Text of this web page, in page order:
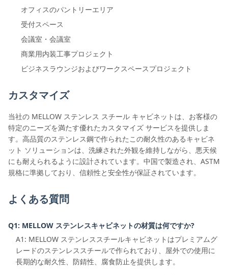
オフィスのパントリーエリア
受付スペース
会議室・会議室
商業用内装工事プロジェクト
ビジネスラウンジおよびワークスペースプロジェクト
カスタマイズ
当社の MELLOW ステンレス スチール キャビネットは、お客様の
特定のニーズを満たす優れたカスタマイズ サービスを提供しま
す。高品質のステンレス鋼で作られたこの耐久性のあるキャビネ
ット ソリューションは、洗練された外観を維持しながら、悪天候
にも耐えられるように設計されています。中国で製造され、ASTM
規格に準拠しており、信頼性と安全性が保証されています。
よくある質問
Q1: MELLOW ステンレスキャビネットの材質は何ですか?
A1: MELLOW ステンレススチールキャビネットはプレミアムグ
レードのステンレススチールで作られており、屋外での使用に
長期的な耐久性、防錆性、腐食防止を提供します。